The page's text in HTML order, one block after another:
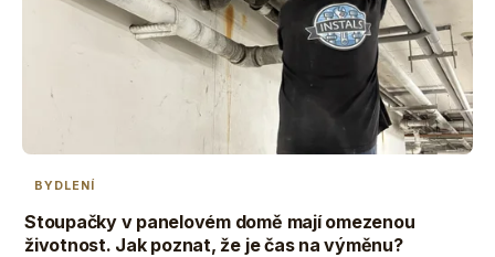
BYDLENÍ
Stoupačky v panelovém domě mají omezenou
životnost. Jak poznat, že je čas na výměnu?